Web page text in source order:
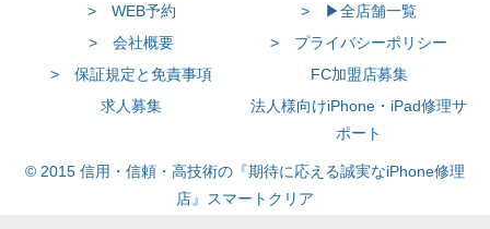
> WEB予約
> ▶全店舗一覧
> 会社概要
> プライバシーポリシー
> 保証規定と免責事項
FC加盟店募集
求人募集
法人様向けiPhone・iPad修理サ
ポート
© 2015 信用・信頼・高技術の『期待に応える誠実なiPhone修理
店』スマートクリア